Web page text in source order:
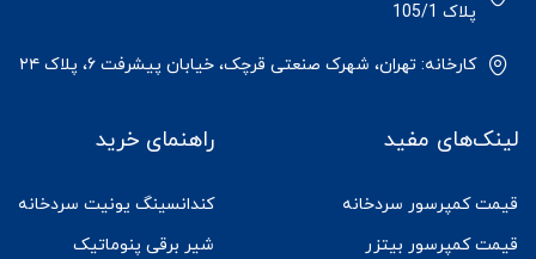
پلاک 105/1
کارخانه: تهران، شهرک صنعتی قرچک، خیابان پیشرفت ۶، پلاک ۲۴
لینک‌های مفید
قیمت کمپرسور سردخانه
قیمت کمپرسور بیتزر
راهنمای خرید
کندانسینگ یونیت سردخانه
شیر برقی پنوماتیک